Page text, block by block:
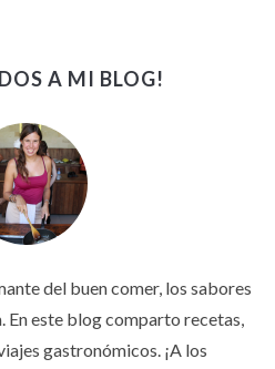
A MI BLOG!
del buen comer, los sabores
En este blog comparto recetas,
gastronómicos. ¡A los